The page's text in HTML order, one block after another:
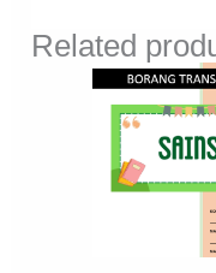
Related